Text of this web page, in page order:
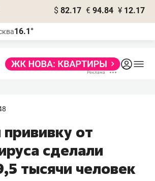
$ 82.17 € 94.84 ¥ 12.17
16.1°
от
сделали
тысячи человек